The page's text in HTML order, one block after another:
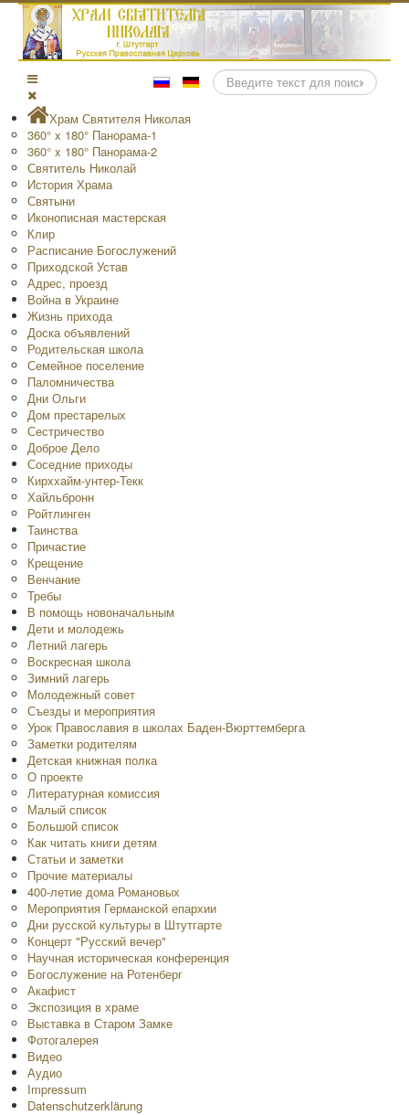
Поиск
Храм Святителя Николая
360° x 180° Панорама-1
360° x 180° Панорама-2
Святитель Николай
История Храма
Святыни
Иконописная мастерская
Клир
Расписание Богослужений
Приходской Устав
Адрес, проезд
Война в Украине
Жизнь прихода
Доска объявлений
Родительская школа
Семейное поселение
Паломничества
Дни Ольги
Дом престарелых
Сестричество
Доброе Дело
Соседние приходы
Кирххайм-унтер-Текк
Хайльбронн
Ройтлинген
Таинства
Причастие
Крещение
Венчание
Требы
В помощь новоначальным
Дети и молодежь
Летний лагерь
Воскресная школа
Зимний лагерь
Молодежный совет
Съезды и мероприятия
Урок Православия в школах Баден-Вюрттемберга
Заметки родителям
Детская книжная полка
O проекте
Литературная комиссия
Малый список
Большой список
Как читать книги детям
Статьи и заметки
Прочие материалы
400-летие дома Романовых
Мероприятия Германской епархии
Дни русской культуры в Штутгарте
Концерт "Русский вечер"
Научная историческая конференция
Богослужение на Ротенберг
Акафист
Экспозиция в храме
Выставка в Старом Замке
Фотогалерея
Видео
Аудио
Impressum
Datenschutzerklärung